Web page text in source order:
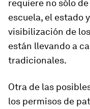
requiere no sólo
escuela, el estado
visibilización de
están llevando a
tradicionales.
Otra de las
los permisos de